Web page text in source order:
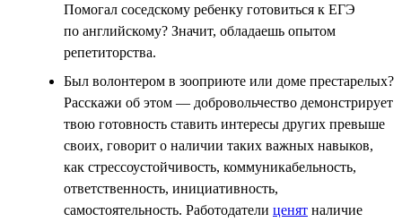
Помогал соседскому ребенку готовиться к ЕГЭ
по английскому? Значит, обладаешь опытом
репетиторства.
Был волонтером в зооприюте или доме престарелых?
Расскажи об этом — добровольчество демонстрирует
твою готовность ставить интересы других превыше
своих, говорит о наличии таких важных навыков,
как стрессоустойчивость, коммуникабельность,
ответственность, инициативность,
самостоятельность. Работодатели ценят наличие